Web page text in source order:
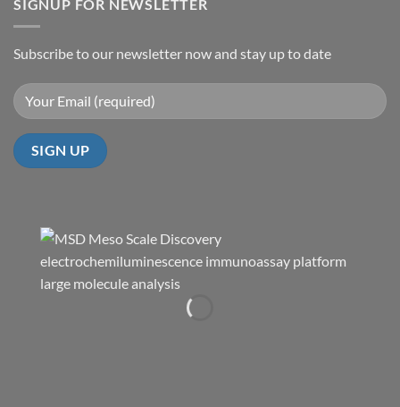
SIGNUP FOR NEWSLETTER
Subscribe to our newsletter now and stay up to date